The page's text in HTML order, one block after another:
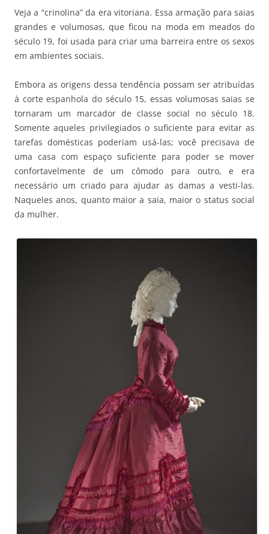
Veja a “crinolina” da era vitoriana. Essa armação para saias
grandes e volumosas, que ficou na moda em meados do
século 19, foi usada para criar uma barreira entre os sexos
em ambientes sociais.
Embora as origens dessa tendência possam ser atribuídas
à corte espanhola do século 15, essas volumosas saias se
tornaram um marcador de classe social no século 18.
Somente aqueles privilegiados o suficiente para evitar as
tarefas domésticas poderiam usá-las; você precisava de
uma casa com espaço suficiente para poder se mover
confortavelmente de um cômodo para outro, e era
necessário um criado para ajudar as damas a vesti-las.
Naqueles anos, quanto maior a saia, maior o status social
da mulher.